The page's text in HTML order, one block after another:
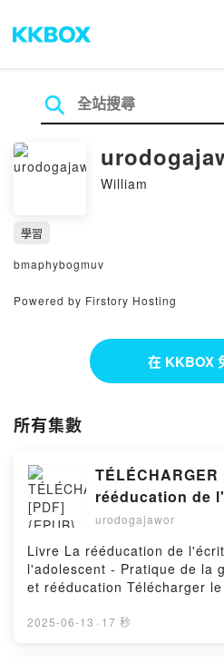
William
學習
bmaphybogmuv
Powered by Firstory Hosting
在 KKBOX
所有集數
rééducation de
et de l'adolescent - Pratique de
rééducation
urodogajawor
Livre La rééducation de
l'adolescent - Pratique de la
et rééducation Télécharger
RevolTélécharger eBook
2025-06-13 · 17 秒